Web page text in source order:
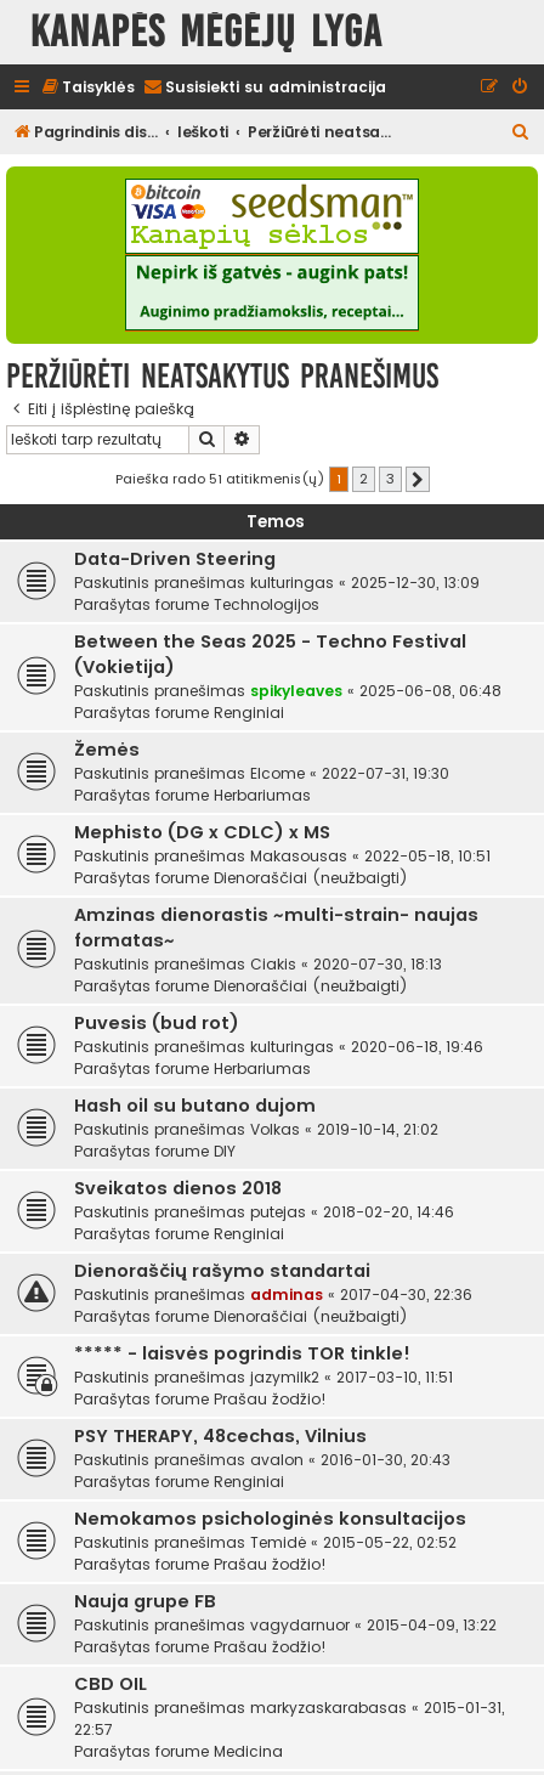
Kanapės mėgėjų lyga
Taisyklės Susisiekti su administracija
Pagrindinis diskusijų puslapis Ieškoti Peržiūrėti neatsakytus pranešimus
e
Peržiūrėti neatsakytus pranešimus
Eiti į išplėstinę paiešką
Ieškoti
Paieška rado 51 atitikmenis(ų) 1 2 3
Temos
Data-Driven Steering
Paskutinis pranešimas kulturingas « 2025-12-30, 13:09
Parašytas forume Technologijos
Between the Seas 2025 - Techno Festival
(Vokietija)
Paskutinis pranešimas spikyleaves « 2025-06-08, 06:48
Parašytas forume Renginiai
Žemės
Paskutinis pranešimas Elcome « 2022-07-31, 19:30
Parašytas forume Herbariumas
Mephisto (DG x CDLC) x MS
Paskutinis pranešimas Makasousas « 2022-05-18, 10:51
Parašytas forume Dienoraščiai (neužbaigti)
Amzinas dienorastis ~multi-strain- naujas
formatas~
Paskutinis pranešimas Ciakis « 2020-07-30, 18:13
Parašytas forume Dienoraščiai (neužbaigti)
Puvesis (bud rot)
Paskutinis pranešimas kulturingas « 2020-06-18, 19:46
Parašytas forume Herbariumas
Hash oil su butano dujom
Paskutinis pranešimas Volkas « 2019-10-14, 21:02
Parašytas forume DIY
Sveikatos dienos 2018
Paskutinis pranešimas putejas « 2018-02-20, 14:46
Parašytas forume Renginiai
Dienoraščių rašymo standartai
Paskutinis pranešimas adminas « 2017-04-30, 22:36
Parašytas forume Dienoraščiai (neužbaigti)
***** - laisvės pogrindis TOR tinkle!
Paskutinis pranešimas jazymilk2 « 2017-03-10, 11:51
Parašytas forume Prašau žodžio!
PSY THERAPY, 48cechas, Vilnius
Paskutinis pranešimas avalon « 2016-01-30, 20:43
Parašytas forume Renginiai
Nemokamos psichologinės konsultacijos
Paskutinis pranešimas Temidė « 2015-05-22, 02:52
Parašytas forume Prašau žodžio!
Nauja grupe FB
Paskutinis pranešimas vagydarnuor « 2015-04-09, 13:22
Parašytas forume Prašau žodžio!
CBD OIL
Paskutinis pranešimas markyzaskarabasas « 2015-01-31,
22:57
Parašytas forume Medicina